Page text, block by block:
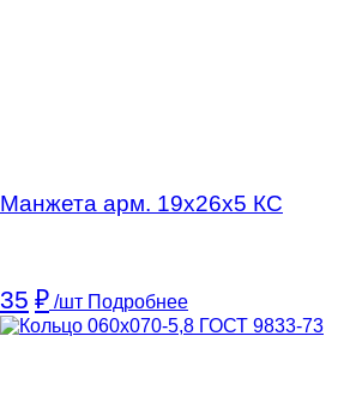
Манжета арм. 19х26х5 КC
35 ₽ /шт Подробнее